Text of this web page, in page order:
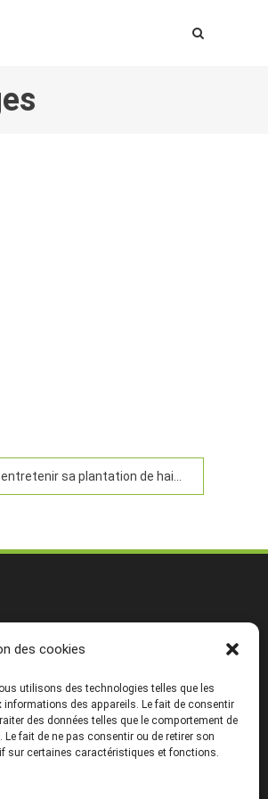
des cookies
utilisons des technologies telles que les
des appareils. Le fait de consentir
des données telles que le comportement de
fait de ne pas consentir ou de retirer son
sur certaines caractéristiques et fonctions.